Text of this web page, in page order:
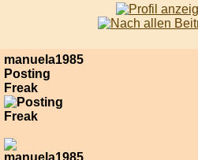
manuela1985
Posting
Freak